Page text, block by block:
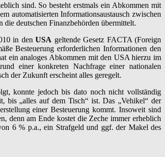
sind. So besteht erstmals ein Abkommen mit
automatisierten Informationsaustausch zwischen
deutschen Finanzbehörden übermittelt.
in denUSA geltende Gesetz FACTA (Foreign
Besteuerung erforderlichen Informationen den
ein analoges Abkommen mit den USA hierzu im
einer konkreten Nachfrage einer nationalen
der Zukunft erscheint alles geregelt.
konnte jedoch bis dato noch nicht vollständig
bis „alles auf dem Tisch“ ist. Das „Vehikel“ der
einer Besteuerung kommt. Insoweit sind
denn am Ende kostet die Zeche immer erheblich
6 % p.a., ein Strafgeld und ggf. der Makel des